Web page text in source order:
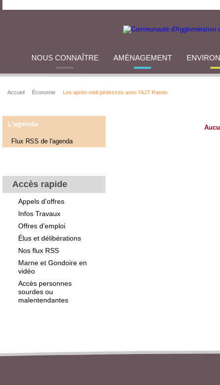
NOUS CONNAÎTRE AMÉNAGEMENT
Accueil Économie Les après-midi pédestres avec l'AJT Rando
L'agenda
Flux RSS de l'agenda
Accès rapide
Appels d'offres
Infos Travaux
Offres d'emploi
Élus et délibérations
Nos flux RSS
Marne et Gondoire en
vidéo
Accès personnes
sourdes ou
malentendantes